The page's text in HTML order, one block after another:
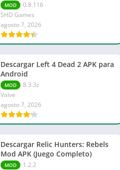
MOD
0.8.116
SHD Games
agosto 7, 2026
Descargar Left 4 Dead 2 APK para
Android
MOD
8.3.3z
Valve
agosto 7, 2026
Descargar Relic Hunters: Rebels
Mod APK (Juego Completo)
MOD 1.2.2